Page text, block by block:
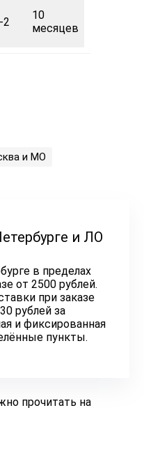
2
10
месяцев
и МО
и ЛО
в пределах
от 2500 рублей.
при заказе
рублей за
и фиксированная
пункты.
прочитать на